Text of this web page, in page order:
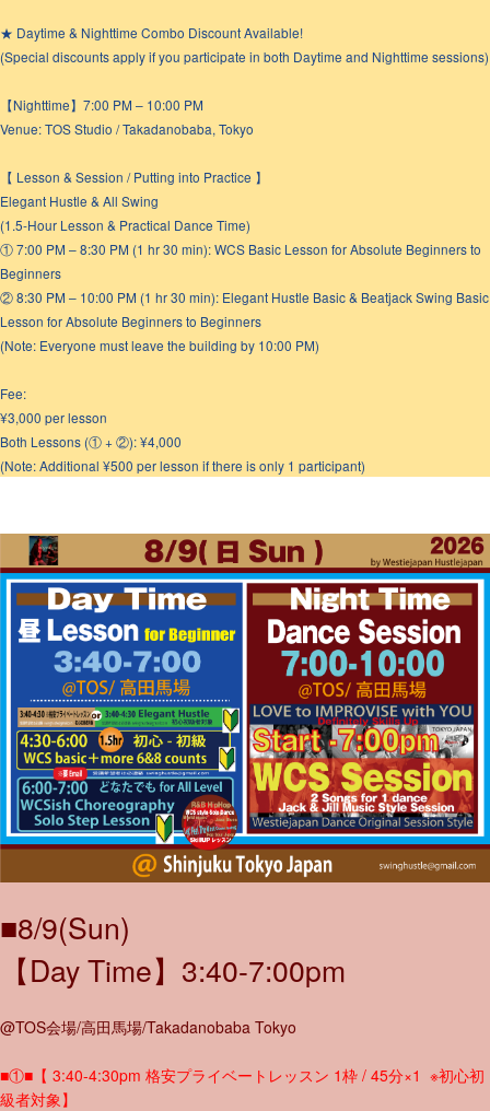
★ Daytime & Nighttime Combo Discount Available!
(Special discounts apply if you participate in both Daytime and Nighttime sessions)
【Nighttime】7:00 PM – 10:00 PM
Venue: TOS Studio / Takadanobaba, Tokyo
【 Lesson & Session / Putting into Practice 】
Elegant Hustle & All Swing
(1.5-Hour Lesson & Practical Dance Time)
① 7:00 PM – 8:30 PM (1 hr 30 min): WCS Basic Lesson for Absolute Beginners to
Beginners
② 8:30 PM – 10:00 PM (1 hr 30 min): Elegant Hustle Basic & Beatjack Swing Basic
Lesson for Absolute Beginners to Beginners
(Note: Everyone must leave the building by 10:00 PM)
Fee:
¥3,000 per lesson
Both Lessons (① + ②): ¥4,000
(Note: Additional ¥500 per lesson if there is only 1 participant)
■8/9(Sun)
【Day Time】3:40-7:00pm
@TOS会場/高田馬場/Takadanobaba Tokyo
■①■【 3:40-4:30pm 格安プライベートレッスン 1枠 / 45分×1 ※初心初
級者対象】